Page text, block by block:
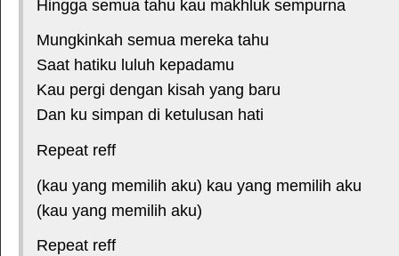
Hingga semua tahu kau makhluk sempurna
Mungkinkah semua mereka tahu
Saat hatiku luluh kepadamu
Kau pergi dengan kisah yang baru
Dan ku simpan di ketulusan hati
Repeat reff
(kau yang memilih aku) kau yang memilih aku
(kau yang memilih aku)
Repeat reff